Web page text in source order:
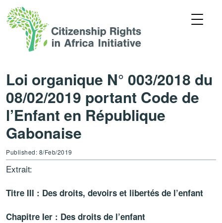
Loi organique N° 003/2018 du
08/02/2019 portant Code de
l’Enfant en République
Gabonaise
Published: 8/Feb/2019
Extrait:
Titre III : Des droits, devoirs et libertés de l’enfant
Chapitre Ier : Des droits de l’enfant